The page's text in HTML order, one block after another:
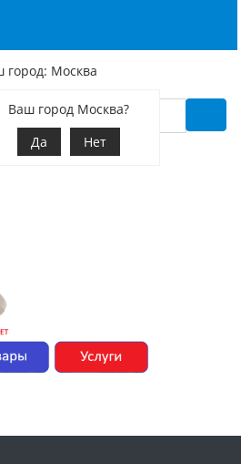
город: Москва
Ваш город Москва?
Да
Нет